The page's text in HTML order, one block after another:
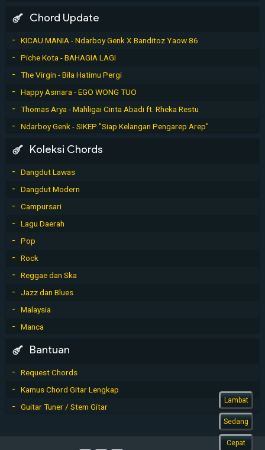
Lambat
Sedang
Cepat
Chord Update
KICAU MANIA - Ndarboy Genk X Banditoz Yaow 86
Piche Kota - BAHAGIA LAGI
The Virgin - Bila Hatimu Pergi
Happy Asmara - EGO WONG TUO
Thomas Arya - Mahligai Cinta Abadi ft. Rheka Restu
Ndarboy Genk - SIKEP "Siap Kelangan Pengarep Arep"
Koleksi Chords
Dangdut Lawas
Dangdut Modern
Campursari
Lagu Daerah
Pop
Rock
Reggae dan Ska
Jazz dan Blues
Malaysia
Manca
Bantuan
Request Chords
Kamus Chord Gitar Lengkap
Guitar Tuner / Stem Gitar